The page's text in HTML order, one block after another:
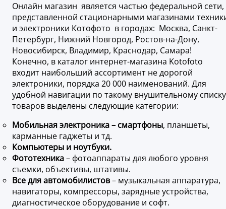
Онлайн магазин является частью федеральной сети,
представленной стационарными магазинами
и электроники Котофото в городах: Москва, Санкт-
Петербург, Нижний Новгород, Ростов-на-Дону,
Новосибирск, Владимир, Краснодар, Самара!
Конечно, в каталог интернет-магазина Kotofoto
входит наибольший ассортимент не дорогой
электроники, порядка 20 000 наименований. Для
удобной навигации по такому внушительному списку
товаров выделены следующие категории:
Мобильная электроника – смартфоны, планшеты,
карманные гаджеты и тд.
Компьютеры и ноутбуки.
Фототехника– фотоаппараты для любого уровня
съемки, объективы, штативы.
Все для автомобилистов– музыкальная аппаратура,
навигаторы, компрессоры, зарядные устройства,
диагностическое оборудование и софт.